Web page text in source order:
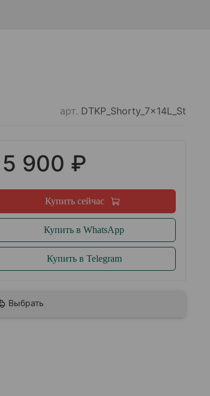
арт. DTKP_Shorty_7x14L_St
900 ₽
Купить сейчас
Купить в WhatsApp
Купить в Telegram
Выбрать